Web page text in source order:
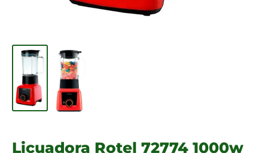
Licuadora Rotel 72774 1000w